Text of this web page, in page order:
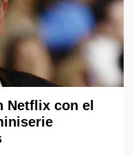
Netflix con el